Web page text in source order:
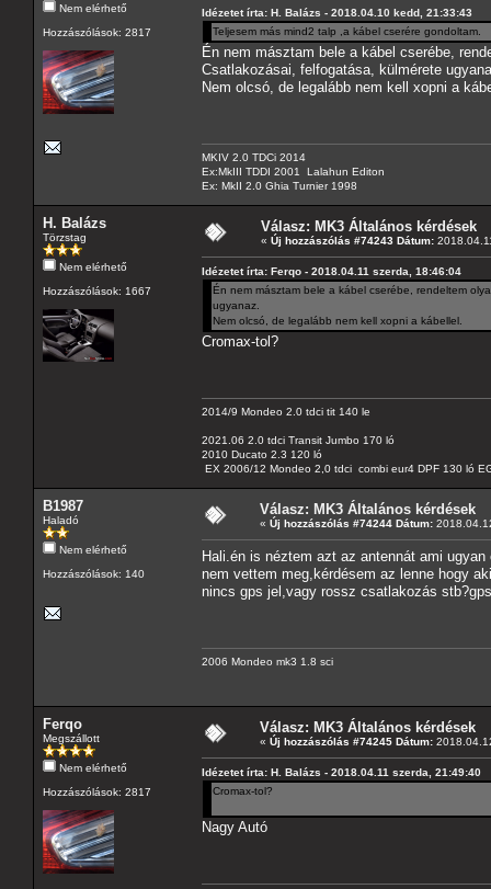
Nem elérhető
Hozzászólások: 2817
Idézetet írta: H. Balázs - 2018.04.10 kedd, 21:33:43
Teljesem más mind2 talp ,a kábel cserére gondoltam.
Én nem másztam bele a kábel cserébe,
Csatlakozásai, felfogatása, külmérete
Nem olcsó, de legalább nem kell xopni a
MKIV 2.0 TDCi 2014
Ex:MkIII TDDI 2001 Lalahun Editon
Ex: MkII 2.0 Ghia Turnier 1998
H. Balázs
Törzstag
Nem elérhető
Hozzászólások: 1667
Válasz: MK3 Általános kérdések
« Új hozzászólás #74243 Dátum:
Idézetet írta: Ferqo - 2018.04.11 szerda, 18:46:04
Én nem másztam bele a kábel cserébe, rendeltem
ugyanaz.
Nem olcsó, de legalább nem kell xopni a kábellel.
Cromax-tol?
2014/9 Mondeo 2.0 tdci tit 140 le
2021.06 2.0 tdci Transit Jumbo 170 ló
2010 Ducato 2.3 120 ló
EX 2006/12 Mondeo 2,0 tdci combi eur4 DPF 130 ló
B1987
Haladó
Nem elérhető
Hozzászólások: 140
Válasz: MK3 Általános kérdések
« Új hozzászólás #74244 Dátum:
Hali.én is néztem azt az antennát ami
nem vettem meg,kérdésem az lenne hogy
nincs gps jel,vagy rossz csatlakozás
2006 Mondeo mk3 1.8 sci
Ferqo
Megszállott
Nem elérhető
Hozzászólások: 2817
Válasz: MK3 Általános kérdések
« Új hozzászólás #74245 Dátum:
Idézetet írta: H. Balázs - 2018.04.11 szerda, 21:49:40
Cromax-tol?
Nagy Autó